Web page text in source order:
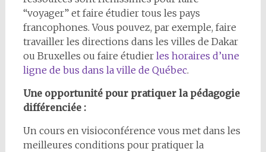
“voyager” et faire étudier tous les pays
francophones. Vous pouvez, par exemple, faire
travailler les directions dans les villes de Dakar
ou Bruxelles ou faire étudier les horaires d’une
ligne de bus dans la ville de Québec.
Une opportunité pour pratiquer la pédagogie
différenciée :
Un cours en visioconférence vous met dans les
meilleures conditions pour pratiquer la